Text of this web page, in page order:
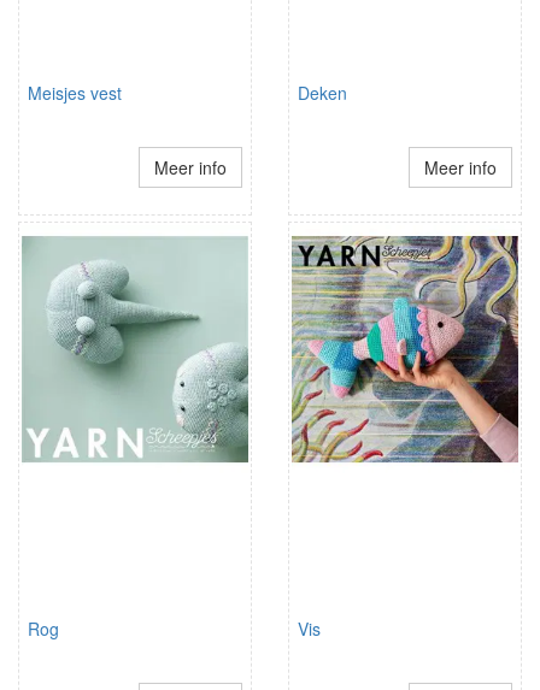
Meisjes vest
Meer info
Deken
Meer info
Rog Vis